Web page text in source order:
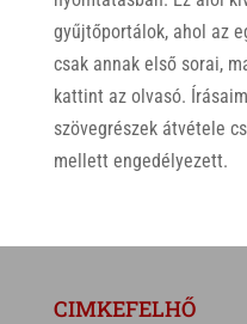
gyűjtőportálok, ahol az
csak annak első sorai,
kattint az olvasó.
szövegrészek átvétele
mellett engedélyezett.
CIMKEFELHŐ